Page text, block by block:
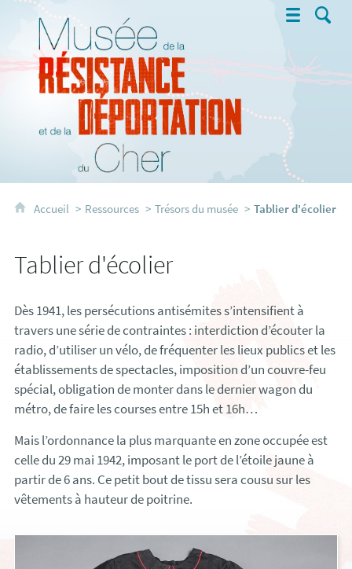
Musée de la Résistance et de la
Accueil Ressources Trésors du musée Tablier d'écolier
Tablier d'écolier
Dès 1941, les persécutions antisémites s’intensifient à
travers une série de contraintes : interdiction d’écouter la
radio, d’utiliser un vélo, de fréquenter les lieux publics et les
établissements de spectacles, imposition d’un couvre-feu
spécial, obligation de monter dans le dernier wagon du
métro, de faire les courses entre 15h et 16h…
Mais l’ordonnance la plus marquante en zone occupée est
celle du 29 mai 1942, imposant le port de l’étoile jaune à
partir de 6 ans. Ce petit bout de tissu sera cousu sur les
vêtements à hauteur de poitrine.